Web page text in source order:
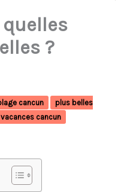
quelles
?
cancun
plus belles
vacances cancun